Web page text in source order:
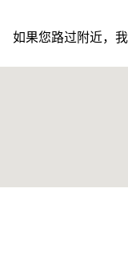
如果您路过附近，